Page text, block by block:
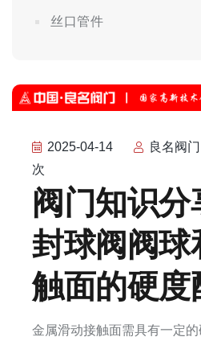
丝口管件
2025-04-14 良名阀门
次
阀门知识分
封球阀阀球
触面的硬度
金属滑动接触面需具有一定